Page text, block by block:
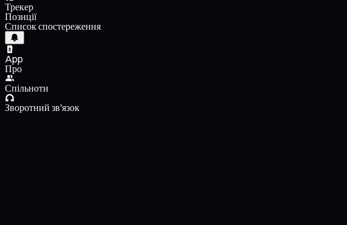
Трекер
Позиції
Список спостереження
App
Про
Спільноти
Зворотний зв'язок